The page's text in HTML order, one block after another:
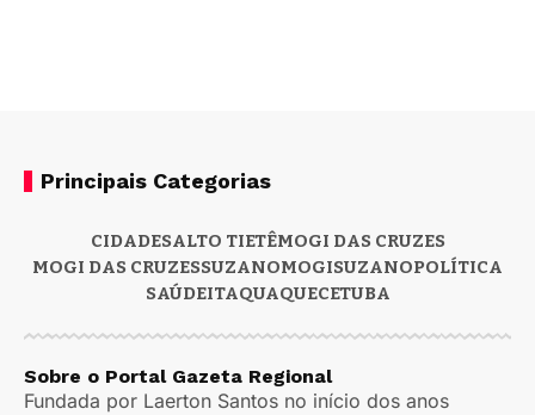
Principais Categorias
CIDADESALTO TIETÊMOGI DAS CRUZES
MOGI DAS CRUZESSUZANOMOGISUZANOPOLÍTICA
SAÚDEITAQUAQUECETUBA
Sobre o Portal Gazeta Regional
Fundada por Laerton Santos no início dos anos